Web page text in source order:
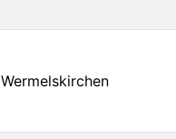
Wermelskirchen